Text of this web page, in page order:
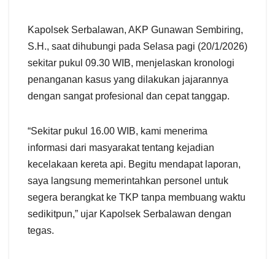
Kapolsek Serbalawan, AKP Gunawan Sembiring,
S.H., saat dihubungi pada Selasa pagi (20/1/2026)
sekitar pukul 09.30 WIB, menjelaskan kronologi
penanganan kasus yang dilakukan jajarannya
dengan sangat profesional dan cepat tanggap.
“Sekitar pukul 16.00 WIB, kami menerima
informasi dari masyarakat tentang kejadian
kecelakaan kereta api. Begitu mendapat laporan,
saya langsung memerintahkan personel untuk
segera berangkat ke TKP tanpa membuang waktu
sedikitpun,” ujar Kapolsek Serbalawan dengan
tegas.